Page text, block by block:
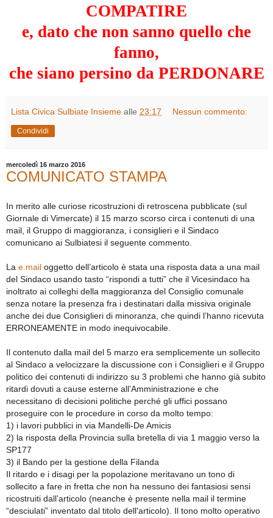
COMPATIRE
e, dato che non sanno quello che
fanno,
che siano persino da PERDONARE
Lista Civica Sulbiate Insieme alle 23:17 Nessun commento:
Condividi
mercoledì 16 marzo 2016
COMUNICATO STAMPA
In merito alle curiose ricostruzioni di retroscena pubblicate (sul
Giornale di Vimercate) il 15 marzo scorso circa i contenuti di una
mail, il Gruppo di maggioranza, i consiglieri e il Sindaco
comunicano ai Sulbiatesi il seguente commento.
La e.mail oggetto dell’articolo è stata una risposta data a una mail
del Sindaco usando tasto “rispondi a tutti” che il Vicesindaco ha
inoltrato ai colleghi della maggioranza del Consiglio comunale
senza notare la presenza fra i destinatari dalla missiva originale
anche dei due Consiglieri di minoranza, che quindi l’hanno ricevuta
ERRONEAMENTE in modo inequivocabile.
Il contenuto dalla mail del 5 marzo era semplicemente un sollecito
al Sindaco a velocizzare la discussione con i Consiglieri e il Gruppo
politico dei contenuti di indirizzo su 3 problemi che hanno già subito
ritardi dovuti a cause esterne all’Amministrazione e che
necessitano di decisioni politiche perché gli uffici possano
proseguire con le procedure in corso da molto tempo:
1) i lavori pubblici in via Mandelli-De Amicis
2) la risposta della Provincia sulla bretella di via 1 maggio verso la
SP177
3) il Bando per la gestione della Filanda
Il ritardo e i disagi per la popolazione meritavano un tono di
sollecito a fare in fretta che non ha nessuno dei fantasiosi sensi
ricostruiti dall’articolo (neanche è presente nella mail il termine
“desciulati” inventato dal titolo dell'articolo). Il tono molto operativo